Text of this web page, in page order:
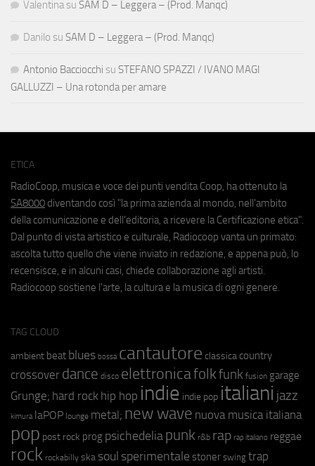
Valentina su SAM D – Leggera – (Prod. Manqc)
Danilo su SAM D – Leggera – (Prod. Manqc)
Antonio Bacciocchi su STEFANO SPAZZI / IVANO MAGI
GALLUZZI – Una rotonda per amare
ETICA
RadioCoop, musica e voce dei punti vendita Coop, ha ottenuto la
SA8000 diventando così "la prima azienda al mondo, nell'ambito
della comunicazione e dell'editoria, a ricevere la Certificazione etica".
Dal punto di vista artistico e culturale, Radiocoop vanta un primato:
ascolta tutto quello che viene inviato in redazione, e appena può, lo
recensisce, e in alcuni casi, chiede collaborazione agli artisti.
Radiocoop sostiene l'arte, la cultura e la musica di ogni genere.
TAG CLOUD
ambient beat blues bossa cantautore classica country
crossover dance disco elettronicafolkfunk fusion garage
Grunge; hard rock hip hop indie indie pop italiani jazz
kimura laPOP lounge metal; new wave nuova musica italiana
pop post rock prog psichedeliapunk r&b rap rap italiano reggae
rock rockabilly ska soul sperimentale stoner swing trap